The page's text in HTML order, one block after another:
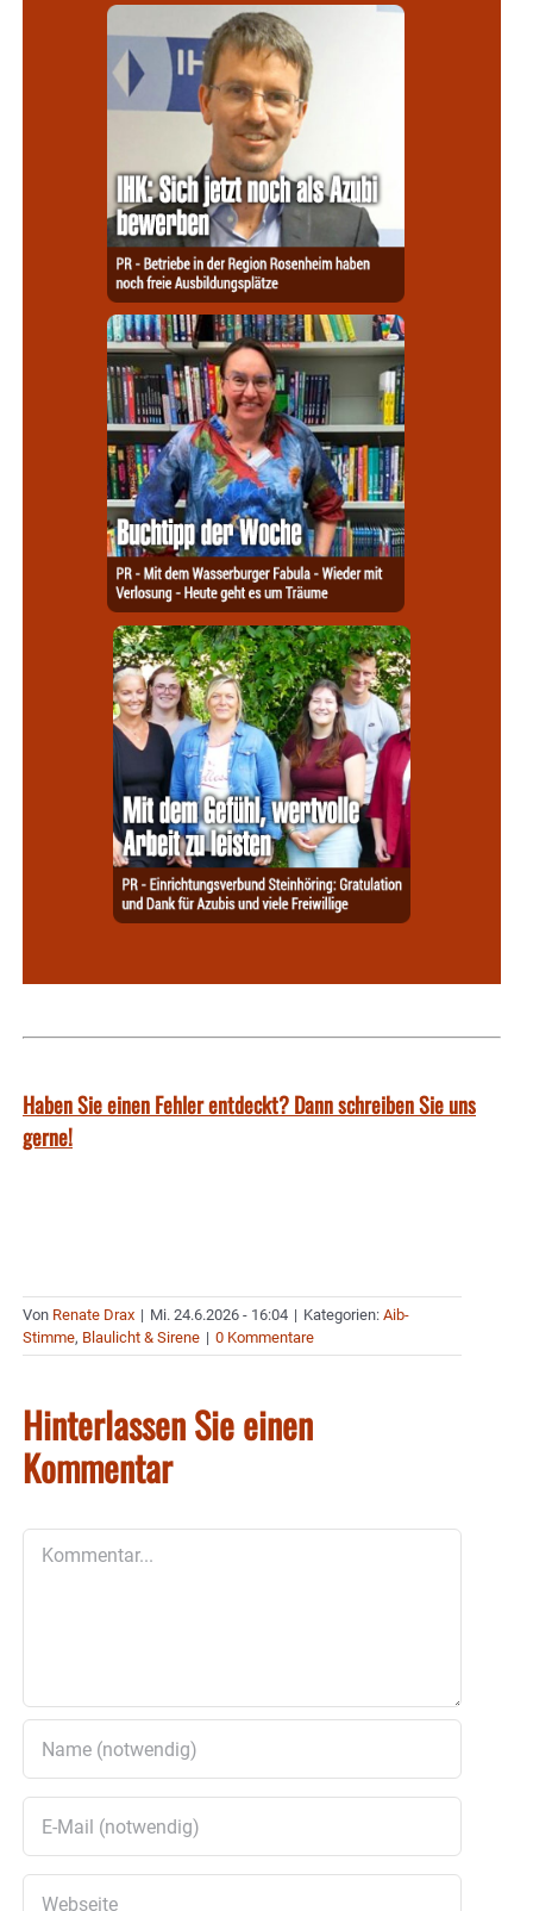
Haben Sie einen Fehler entdeckt? Dann schreiben Sie uns
gerne!
Von Renate Drax | Mi. 24.6.2026 - 16:04 | Kategorien: Aib-
Stimme, Blaulicht & Sirene | 0 Kommentare
Hinterlassen Sie einen
Kommentar